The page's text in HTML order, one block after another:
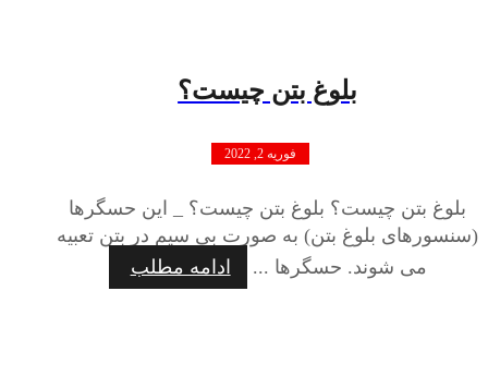
بلوغ بتن چیست؟
فوریه 2, 2022
بلوغ بتن چیست؟ بلوغ بتن چیست؟ _ این حسگرها
(سنسورهای بلوغ بتن) به صورت بی سیم در بتن تعبیه
می شوند. حسگرها ...
ادامه مطلب